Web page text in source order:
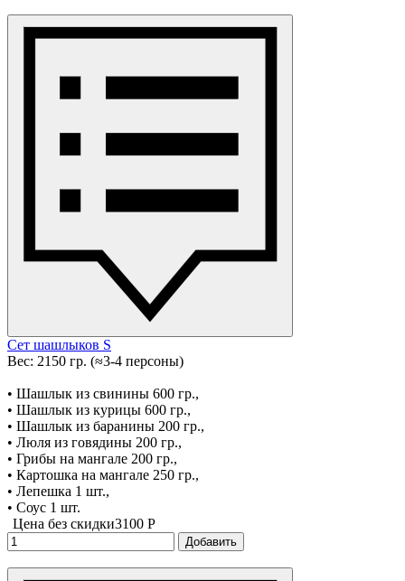
Сет шашлыков S
Вес: 2150 гр. (≈3-4 персоны)
• Шашлык из свинины 600 гр.,
• Шашлык из курицы 600 гр.,
• Шашлык из баранины 200 гр.,
• Люля из говядины 200 гр.,
• Грибы на мангале 200 гр.,
• Картошка на мангале 250 гр.,
• Лепешка 1 шт.,
• Соус 1 шт.
Цена без скидки3100 P
Добавить